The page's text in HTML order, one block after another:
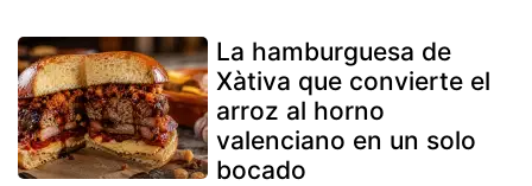
La hamburguesa de
Xàtiva que convierte el
arroz al horno
valenciano en un solo
bocado